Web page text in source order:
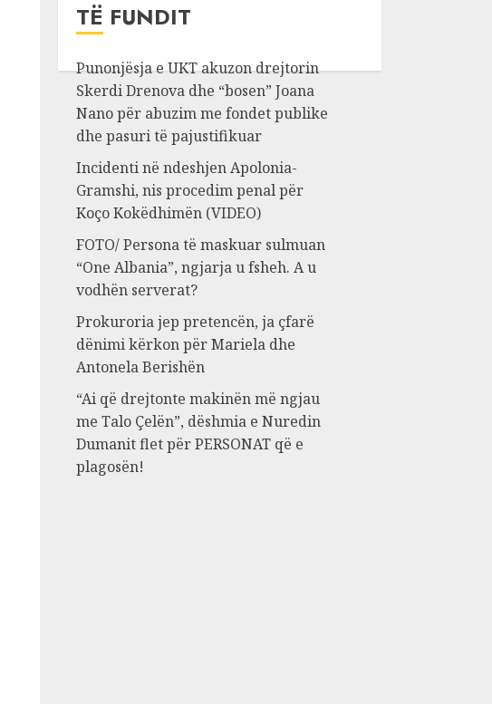
TË FUNDIT
Punonjësja e UKT akuzon drejtorin
Skerdi Drenova dhe “bosen” Joana
Nano për abuzim me fondet publike
dhe pasuri të pajustifikuar
Incidenti në ndeshjen Apolonia-
Gramshi, nis procedim penal për
Koço Kokëdhimën (VIDEO)
FOTO/ Persona të maskuar sulmuan
“One Albania”, ngjarja u fsheh. A u
vodhën serverat?
Prokuroria jep pretencën, ja çfarë
dënimi kërkon për Mariela dhe
Antonela Berishën
“Ai që drejtonte makinën më ngjau
me Talo Çelën”, dëshmia e Nuredin
Dumanit flet për PERSONAT që e
plagosën!